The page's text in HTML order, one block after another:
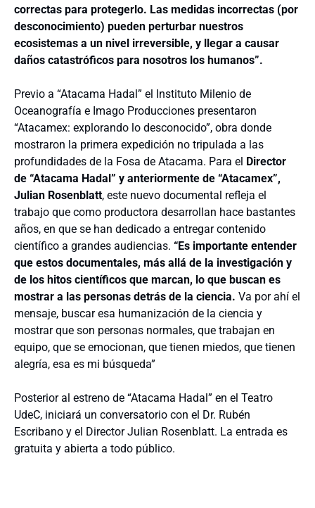
correctas para protegerlo. Las medidas incorrectas (por
desconocimiento) pueden perturbar nuestros
ecosistemas a un nivel irreversible, y llegar a causar
daños catastróficos para nosotros los humanos”.
Previo a “Atacama Hadal” el Instituto Milenio de
Oceanografía e Imago Producciones presentaron
“Atacamex: explorando lo desconocido”, obra donde
mostraron la primera expedición no tripulada a las
profundidades de la Fosa de Atacama. Para el Director
de “Atacama Hadal” y anteriormente de “Atacamex”,
Julian Rosenblatt, este nuevo documental refleja el
trabajo que como productora desarrollan hace bastantes
años, en que se han dedicado a entregar contenido
científico a grandes audiencias. “Es importante entender
que estos documentales, más allá de la investigación y
de los hitos científicos que marcan, lo que buscan es
mostrar a las personas detrás de la ciencia. Va por ahí el
mensaje, buscar esa humanización de la ciencia y
mostrar que son personas normales, que trabajan en
equipo, que se emocionan, que tienen miedos, que tienen
alegría, esa es mi búsqueda”
Posterior al estreno de “Atacama Hadal” en el Teatro
UdeC, iniciará un conversatorio con el Dr. Rubén
Escribano y el Director Julian Rosenblatt. La entrada es
gratuita y abierta a todo público.